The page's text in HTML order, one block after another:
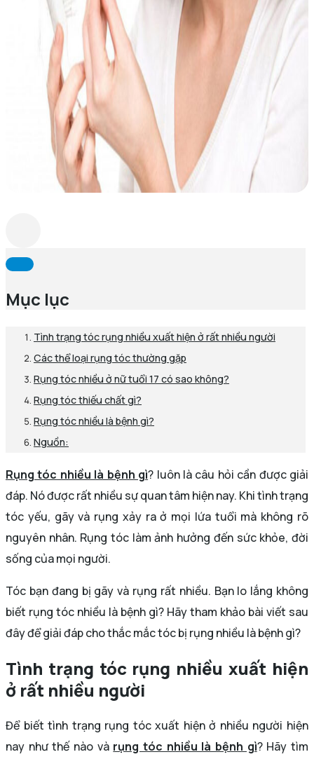
Mục lục
Tình trạng tóc rụng nhiều xuất hiện ở rất nhiều người
Các thể loại rụng tóc thường gặp
Rụng tóc nhiều ở nữ tuổi 17 có sao không?
Rụng tóc thiếu chất gì?
Rụng tóc nhiều là bệnh gì?
Nguồn:
Rụng tóc nhiều là bệnh gì? luôn là câu hỏi cần được giải
đáp. Nó được rất nhiều sự quan tâm hiện nay. Khi tình trạng
tóc yếu, gãy và rụng xảy ra ở mọi lứa tuổi mà không rõ
nguyên nhân. Rụng tóc làm ảnh hưởng đến sức khỏe, đời
sống của mọi người.
Tóc bạn đang bị gãy và rụng rất nhiều. Bạn lo lắng không
biết rụng tóc nhiều là bệnh gì? Hãy tham khảo bài viết sau
đây để giải đáp cho thắc mắc tóc bị rụng nhiều là bệnh gì?
Tình trạng tóc rụng nhiều xuất hiện
ở rất nhiều người
Để biết tình trạng rụng tóc xuất hiện ở nhiều người hiện
nay như thế nào và rụng tóc nhiều là bệnh gì? Hãy tìm